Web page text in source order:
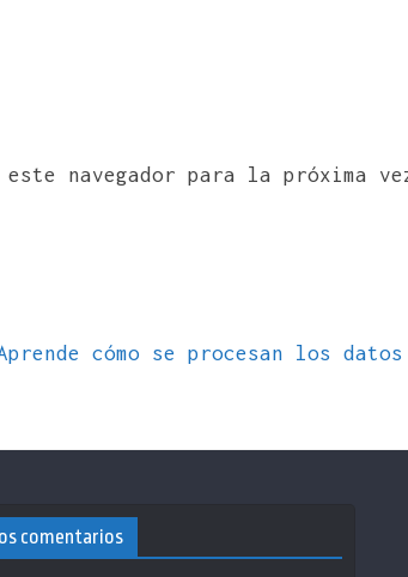
navegador para la próxima
cómo se procesan los datos
comentarios